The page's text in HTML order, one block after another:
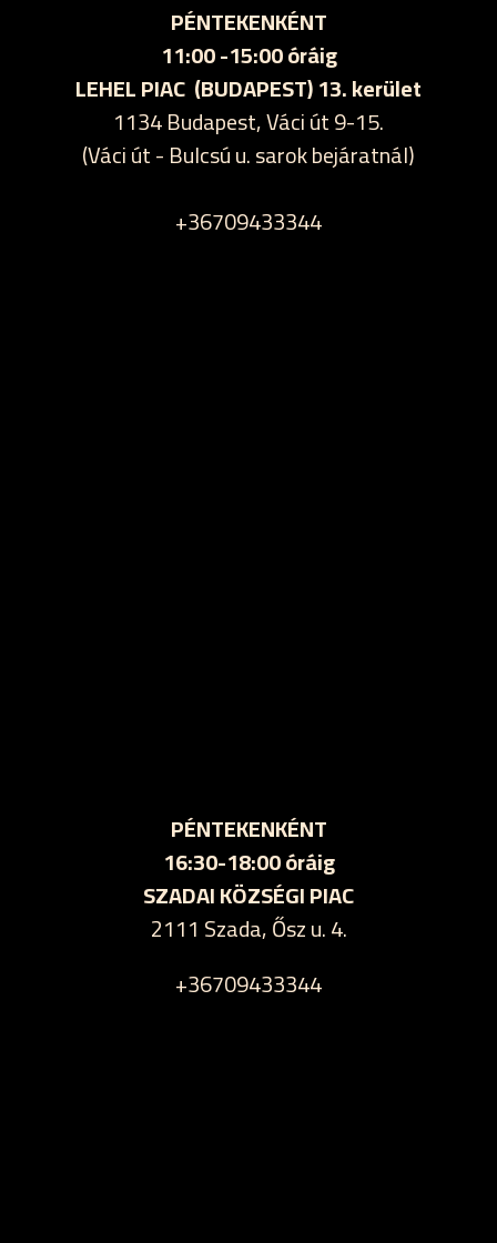
PÉNTEKENKÉNT
11:00 -15:00 óráig
LEHEL PIAC (BUDAPEST) 13. kerület
1134 Budapest, Váci út 9-15.
(Váci út - Bulcsú u. sarok bejáratnál)
+36709433344
PÉNTEKENKÉNT
16:30-18:00 óráig
SZADAI KÖZSÉGI PIAC
2111 Szada, Ősz u. 4.
+36709433344